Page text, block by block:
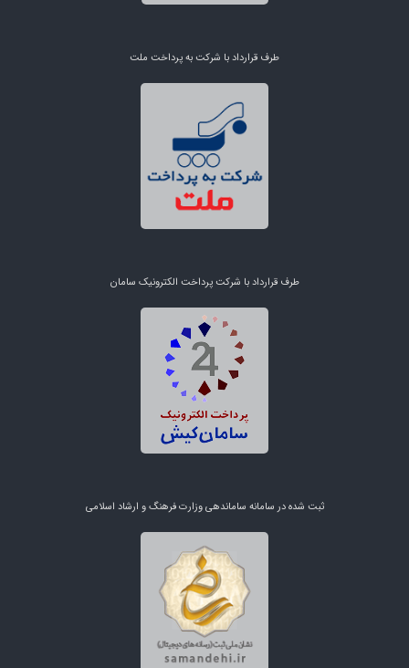
طرف قرارداد با شرکت به پرداخت ملت
طرف قرارداد با شرکت پرداخت الکترونیک سامان
ثبت شده در سامانه ساماندهی وزارت فرهنگ و ارشاد اسلامی